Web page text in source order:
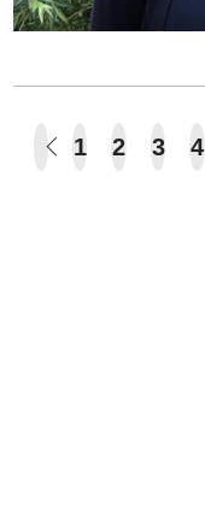
1 2 3 4